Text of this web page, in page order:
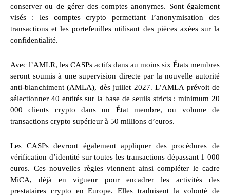
conserver ou de gérer des comptes anonymes. Sont également
visés : les comptes crypto permettant l’anonymisation des
transactions et les portefeuilles utilisant des pièces axées sur la
confidentialité.
Avec l’AMLR, les CASPs actifs dans au moins six États membres
seront soumis à une supervision directe par la nouvelle autorité
anti-blanchiment (AMLA), dès juillet 2027. L’AMLA prévoit de
sélectionner 40 entités sur la base de seuils stricts : minimum 20
000 clients crypto dans un État membre, ou volume de
transactions crypto supérieur à 50 millions d’euros.
Les CASPs devront également appliquer des procédures de
vérification d’identité sur toutes les transactions dépassant 1 000
euros. Ces nouvelles règles viennent ainsi compléter le cadre
MiCA, déjà en vigueur pour encadrer les activités des
prestataires crypto en Europe. Elles traduisent la volonté de